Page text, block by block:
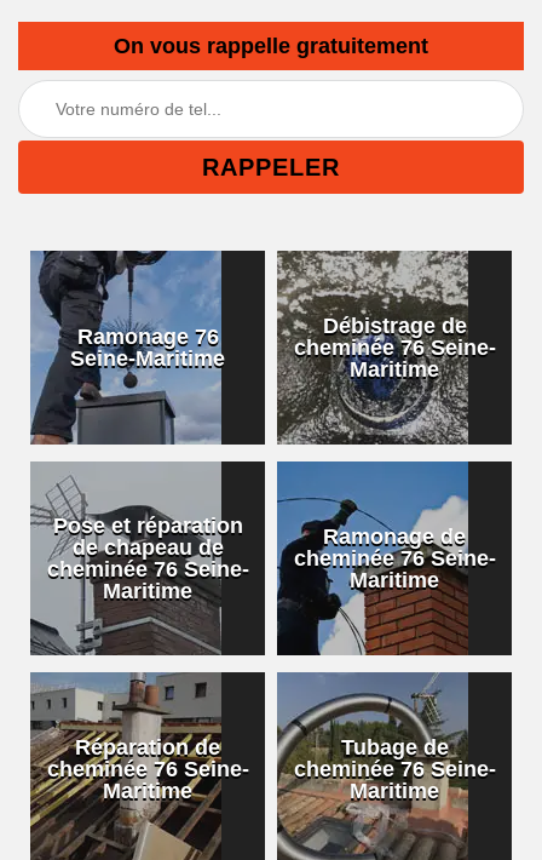
On vous rappelle gratuitement
Ramonage 76
Seine-Maritime
Débistrage de
cheminée 76 Seine-
Maritime
Pose et réparation
de chapeau de
cheminée 76 Seine-
Maritime
Ramonage de
cheminée 76 Seine-
Maritime
Réparation de
cheminée 76 Seine-
Maritime
Tubage de
cheminée 76 Seine-
Maritime